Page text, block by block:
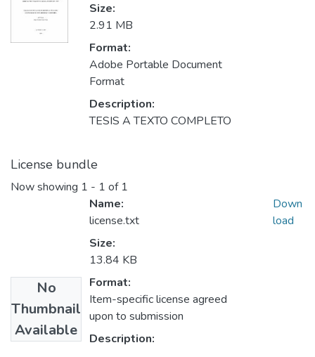
Size:
2.91 MB
Format:
Adobe Portable Document
Format
Description:
TESIS A TEXTO COMPLETO
License bundle
Now showing 1 - 1 of 1
No
Thumbnail
Available
Name:
license.txt
Size:
13.84 KB
Format:
Item-specific license agreed
upon to submission
Description:
Down
load